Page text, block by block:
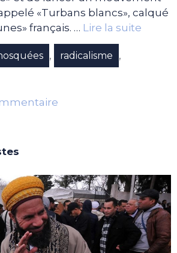
«Turbans blancs», calqué
français. … Lire la suite
, radicalisme ,